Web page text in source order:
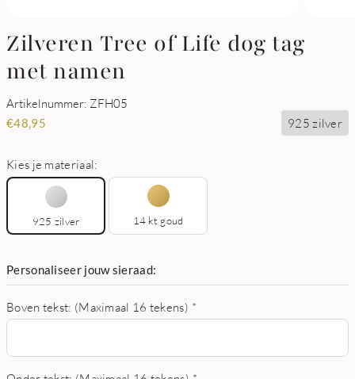
Zilveren Tree of Life dog tag
met namen
Artikelnummer: ZFH05
€48,95 925 zilver
Kies je materiaal:
925 zilver 14 kt goud
Personaliseer jouw sieraad:
Boven tekst: (Maximaal 16 tekens) *